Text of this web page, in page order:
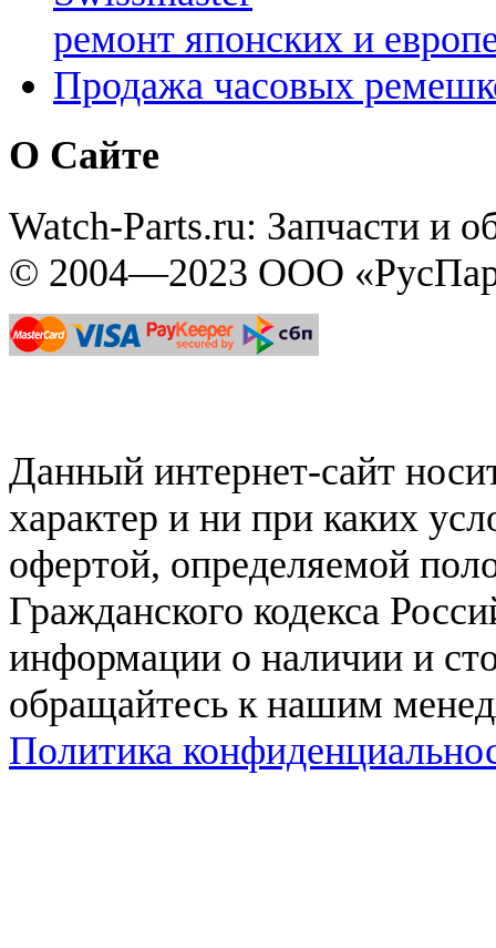
ремонт японских и
Продажа часовых
О Сайте
Watch-Parts.ru: Запчасти и
© 2004—2023 ООО
Данный интернет-сайт
характер и ни при каких
офертой, определяемой
Гражданского кодекса
информации о наличии и
обращайтесь к нашим
Политика